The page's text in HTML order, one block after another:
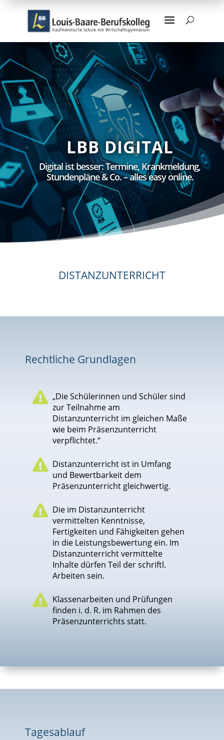
a U
LBB DIGITAL
Digital ist besser: Termine, Krankmeldung,
Stundenpläne & Co. – alles easy online.
DISTANZUNTERRICHT
Rechtliche Grundlagen
 „Die Schülerinnen und Schüler sind
zur Teilnahme am
Distanzunterricht im gleichen Maße
wie beim Präsenzunterricht
verpflichtet.“
 Distanzunterricht ist in Umfang
und Bewertbarkeit dem
Präsenzunterricht gleichwertig.
 Die im Distanzunterricht
vermittelten Kenntnisse,
Fertigkeiten und Fähigkeiten gehen
in die Leistungsbewertung ein. Im
Distanzunterricht vermittelte
Inhalte dürfen Teil der schriftl.
Arbeiten sein.
 Klassenarbeiten und Prüfungen
finden i. d. R. im Rahmen des
Präsenzunterrichts statt.
Tagesablauf